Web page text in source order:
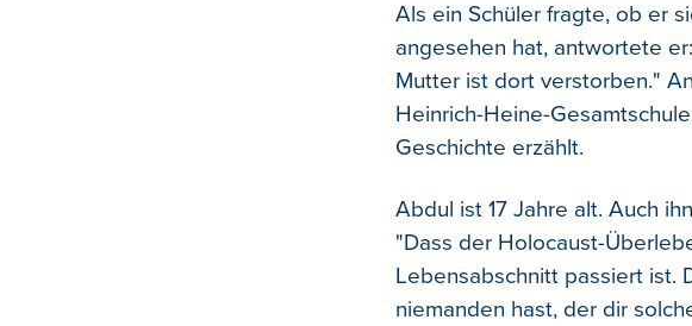
Als ein Schüler fragte, ob er
angesehen hat, antwortete
Mutter ist dort verstorben."
Heinrich-Heine-
Geschichte erzählt.
Abdul ist 17 Jahre alt. Auch
"Dass der Holocaust-
Lebensabschnitt passiert ist.
niemanden hast, der dir